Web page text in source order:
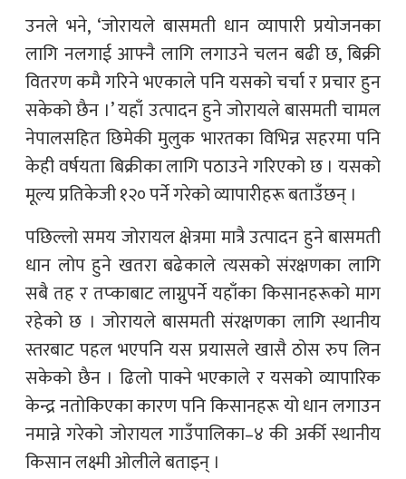
उनले भने, ‘जोरायले बासमती धान व्यापारी प्रयोजनका
लागि नलगाई आफ्नै लागि लगाउने चलन बढी छ, बिक्री
वितरण कमै गरिने भएकाले पनि यसको चर्चा र प्रचार हुन
सकेको छैन ।’ यहाँ उत्पादन हुने जोरायले बासमती चामल
नेपालसहित छिमेकी मुलुक भारतका विभिन्न सहरमा पनि
केही वर्षयता बिक्रीका लागि पठाउने गरिएको छ । यसको
मूल्य प्रतिकेजी १२० पर्ने गरेको व्यापारीहरू बताउँछन् ।
पछिल्लो समय जोरायल क्षेत्रमा मात्रै उत्पादन हुने बासमती
धान लोप हुने खतरा बढेकाले त्यसको संरक्षणका लागि
सबै तह र तप्काबाट लाग्नुपर्ने यहाँका किसानहरूको माग
रहेको छ । जोरायले बासमती संरक्षणका लागि स्थानीय
स्तरबाट पहल भएपनि यस प्रयासले खासै ठोस रुप लिन
सकेको छैन । ढिलो पाक्ने भएकाले र यसको व्यापारिक
केन्द्र नतोकिएका कारण पनि किसानहरू यो धान लगाउन
नमान्ने गरेको जोरायल गाउँपालिका–४ की अर्की स्थानीय
किसान लक्ष्मी ओलीले बताइन् ।